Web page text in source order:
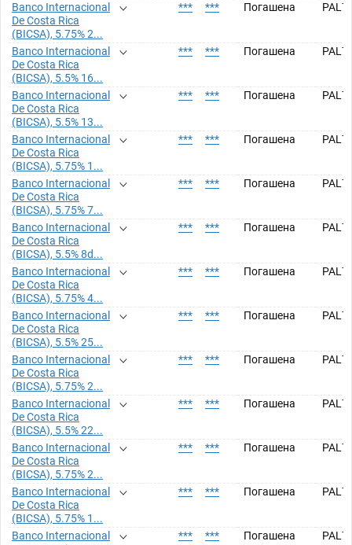
Banco Internacional
De Costa Rica
(BICSA), 5.75% 2...
*** *** Погашена
Banco Internacional
De Costa Rica
(BICSA), 5.5% 16...
*** *** Погашена
Banco Internacional
De Costa Rica
(BICSA), 5.5% 13...
*** *** Погашена
Banco Internacional
De Costa Rica
(BICSA), 5.75% 1...
*** *** Погашена
Banco Internacional
De Costa Rica
(BICSA), 5.75% 7...
*** *** Погашена
Banco Internacional
De Costa Rica
(BICSA), 5.5% 8d...
*** *** Погашена
Banco Internacional
De Costa Rica
(BICSA), 5.75% 4...
*** *** Погашена
Banco Internacional
De Costa Rica
(BICSA), 5.5% 25...
*** *** Погашена
Banco Internacional
De Costa Rica
(BICSA), 5.75% 2...
*** *** Погашена
Banco Internacional
De Costa Rica
(BICSA), 5.5% 22...
*** *** Погашена
Banco Internacional
De Costa Rica
(BICSA), 5.75% 2...
*** *** Погашена
Banco Internacional
De Costa Rica
(BICSA), 5.75% 1...
*** *** Погашена
Banco Internacional
*** *** Погашена